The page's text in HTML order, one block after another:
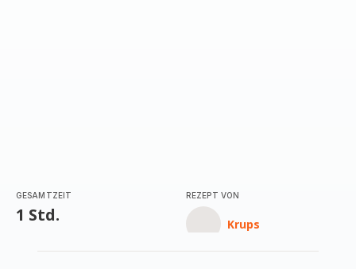
GESAMTZEIT
1 Std.
REZEPT VON
Krups